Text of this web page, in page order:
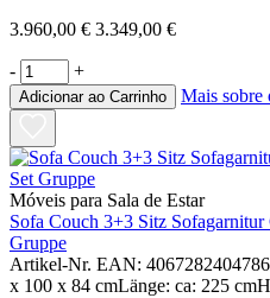
3.960,00 € 3.349,00 €
- +
Adicionar ao Carrinho Mais sobre
Móveis para Sala de Estar
Sofa Couch 3+3 Sitz
Gruppe
Artikel-Nr. EAN:
x 100 x 84 cmLänge: ca: 225